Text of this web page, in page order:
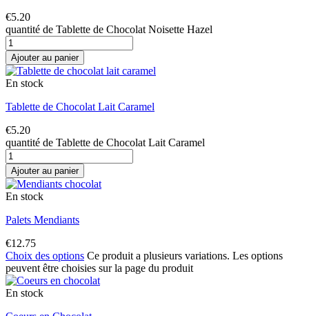
€5.20
quantité de Tablette de Chocolat Noisette Hazel
Ajouter au panier
En stock
Tablette de Chocolat Lait Caramel
€5.20
quantité de Tablette de Chocolat Lait Caramel
Ajouter au panier
En stock
Palets Mendiants
€12.75
Choix des options Ce produit a plusieurs variations. Les options
peuvent être choisies sur la page du produit
En stock